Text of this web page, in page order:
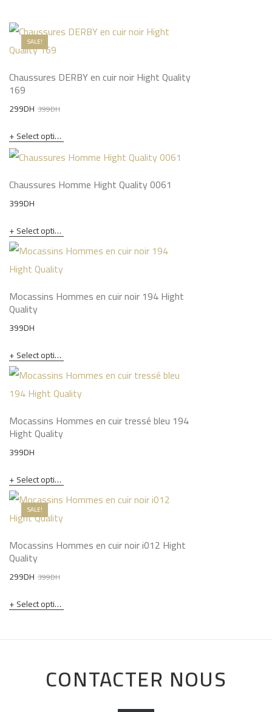
SALE!
Chaussures DERBY en cuir noir Hight Quality
169
399DHOriginal
was:
399DH.
299DH
Current
is:
299DH.
Select options
Chaussures Homme Hight Quality 0061
399DH
Select options
Mocassins Hommes en cuir noir 194 Hight
Quality
399DH
Select options
Mocassins Hommes en cuir tressé bleu 194
Hight Quality
399DH
Select options
SALE!
Mocassins Hommes en cuir noir i012 Hight
Quality
399DHOriginal
was:
299DH
Current
is:
Select options
CONTACTER NOUS